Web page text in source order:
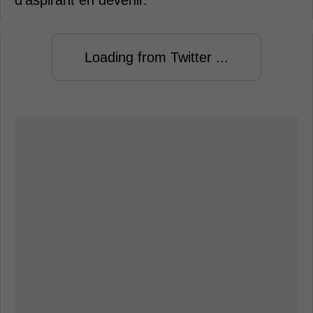
Loading from Twitter ...